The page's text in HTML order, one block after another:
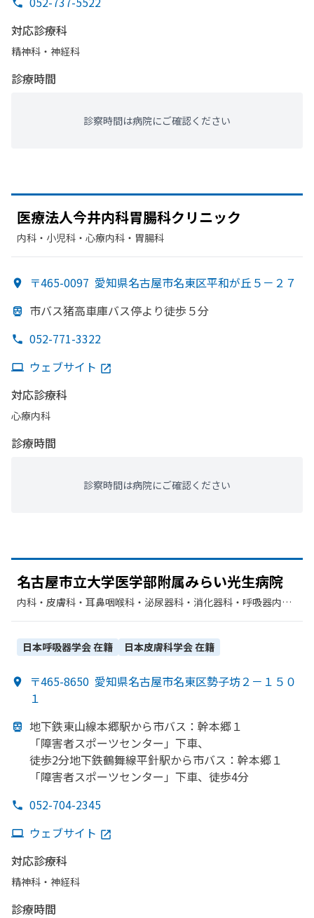
対応診療科
精神科・神経科
診療時間
診察時間は病院にご確認ください
医療法人今井内科胃腸科クリニック
内科・​小児科・​心療内科・​胃腸科
〒465-0097 愛知県名古屋市名東区平和が丘５－２７
市バス猪高車庫バス停より徒歩５分
052-771-3322
ウェブサイト
対応診療科
心療内科
診療時間
診察時間は病院にご確認ください
名古屋市立大学医学部附属みらい光生病院
内科・​皮膚科・​耳鼻咽喉科・​泌尿器科・​消化器科・​呼吸器内
ハビリテーション・​歯科口腔外科・​臨床検査・病理診断
日本呼吸器学会在籍 日本皮膚科学会在籍
〒465-8650 愛知県名古屋市名東区勢子坊２－１５０
１
地下鉄東山線本郷駅から市バス：幹本郷１
「障害者スポーツセンター」 下車、
徒歩2分地下鉄鶴舞線平針駅から市バス：幹本郷１
「障害者スポーツセンター」 下車、 徒歩4分
052-704-2345
ウェブサイト
対応診療科
精神科・神経科
診療時間